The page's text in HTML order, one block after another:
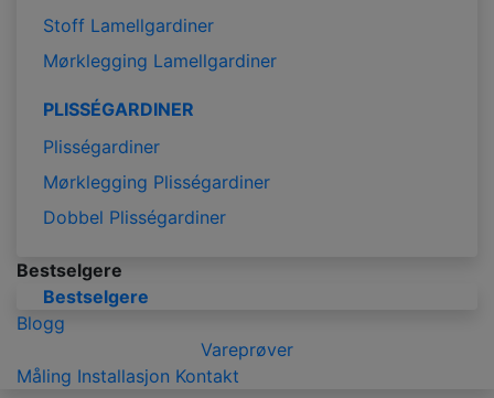
Stoff Lamellgardiner
Mørklegging Lamellgardiner
PLISSÉGARDINER
Plisségardiner
Mørklegging Plisségardiner
Dobbel Plisségardiner
Bestselgere
Bestselgere
Blogg
Vareprøver
Måling Installasjon Kontakt